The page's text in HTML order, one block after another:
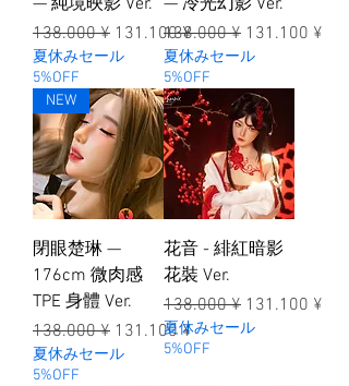
一般價格
138.000 ¥ 促銷價格
131.100 ¥
夏休みセール
5%OFF
一般價格
138.000 ¥ 促銷價格
131.100 ¥
夏休みセール
5%OFF
NEW
閉眼楚琳 —
176cm 微肉感
TPE 身體 Ver.
一般價格
138.000 ¥ 促銷價格
131.100 ¥
夏休みセール
5%OFF
花音 - 緋紅暗影
花裝 Ver.
一般價格
138.000 ¥ 促銷價格
131.100 ¥
夏休みセール
5%OFF